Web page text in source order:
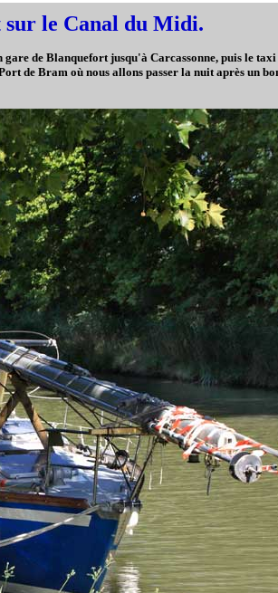
sur le Canal du Midi.
de Blanquefort jusqu'à Carcassonne, puis le
de Bram où nous allons passer la nuit après un